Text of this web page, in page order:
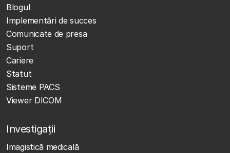
Blogul
Implementări de succes
Comunicate de presa
Suport
Cariere
Statut
Sisteme PACS
Viewer DICOM
Investigații
Imagistică medicală